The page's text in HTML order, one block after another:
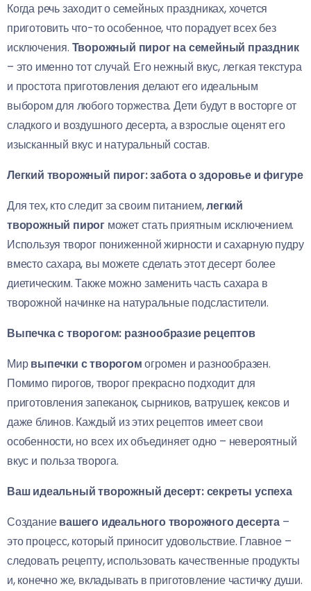
Когда речь заходит о семейных праздниках, хочется
приготовить что-то особенное, что порадует всех без
исключения. Творожный пирог на семейный праздник
– это именно тот случай. Его нежный вкус, легкая текстура
и простота приготовления делают его идеальным
выбором для любого торжества. Дети будут в восторге от
сладкого и воздушного десерта, а взрослые оценят его
изысканный вкус и натуральный состав.
Легкий творожный пирог: забота о здоровье и фигуре
Для тех, кто следит за своим питанием,легкий
творожный пирог может стать приятным исключением.
Используя творог пониженной жирности и сахарную пудру
вместо сахара, вы можете сделать этот десерт более
диетическим. Также можно заменить часть сахара в
творожной начинке на натуральные подсластители.
Выпечка с творогом: разнообразие рецептов
Мирвыпечки с творогомогромен и разнообразен.
Помимо пирогов, творог прекрасно подходит для
приготовления запеканок, сырников, ватрушек, кексов и
даже блинов. Каждый из этих рецептов имеет свои
особенности, но всех их объединяет одно – невероятный
вкус и польза творога.
Ваш идеальный творожный десерт: секреты успеха
Созданиевашего идеального творожного десерта –
это процесс, который приносит удовольствие. Главное –
следовать рецепту, использовать качественные продукты
и, конечно же, вкладывать в приготовление частичку души.